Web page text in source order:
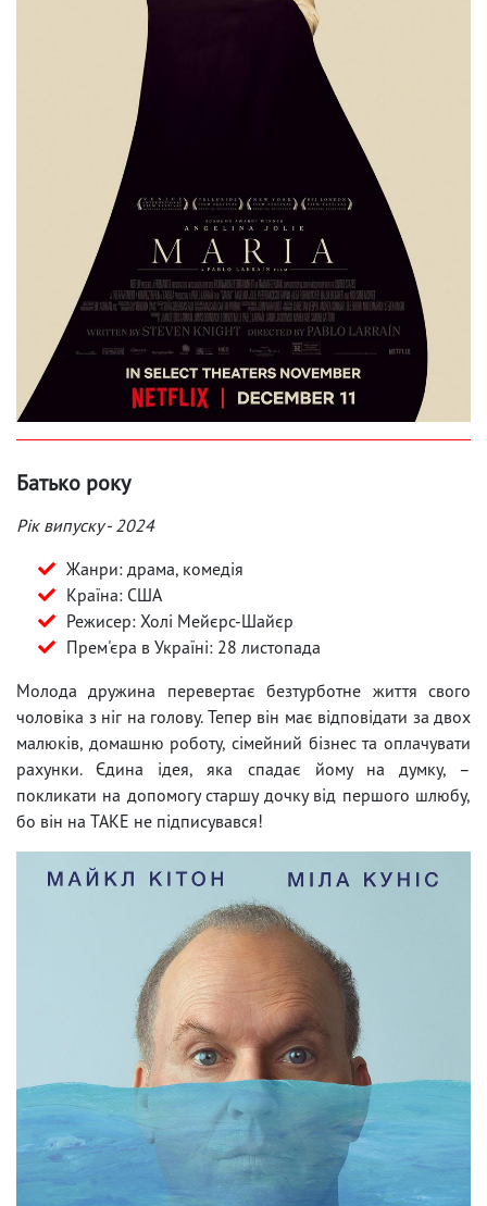
Батько року
Рік випуску - 2024
Жанри: драма, комедія
Країна: США
Режисер: Холі Мейєрс-Шайєр
Прем'єра в Україні: 28 листопада
Молода дружина перевертає безтурботне життя свого
чоловіка з ніг на голову. Тепер він має відповідати за двох
малюків, домашню роботу, сімейний бізнес та оплачувати
рахунки. Єдина ідея, яка спадає йому на думку, –
покликати на допомогу старшу дочку від першого шлюбу,
бо він на ТАКЕ не підписувався!